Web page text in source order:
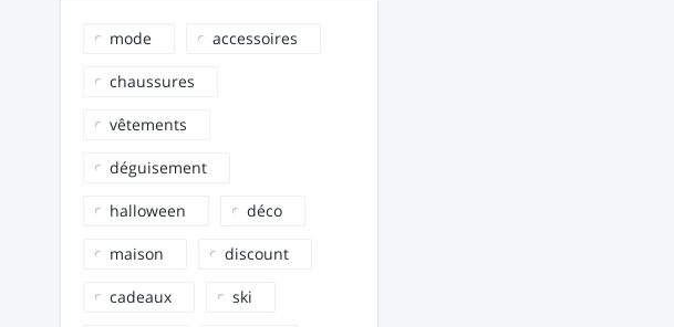
mode accessoires
chaussures
vêtements
déguisement
halloween déco
maison discount
cadeaux ski